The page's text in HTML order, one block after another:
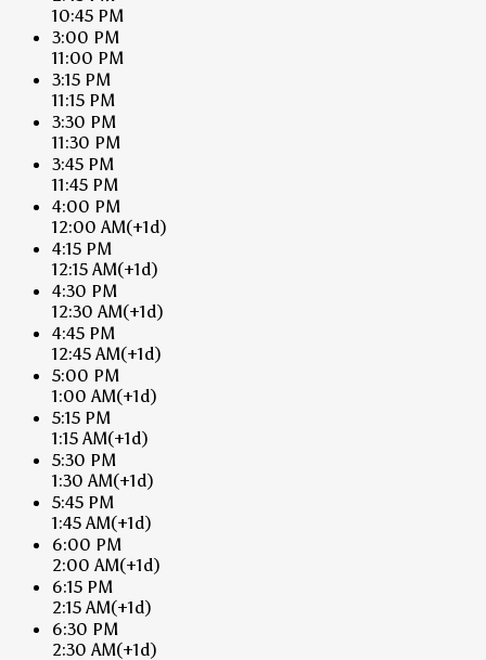
10:45 PM
3:00 PM
11:00 PM
3:15 PM
11:15 PM
3:30 PM
11:30 PM
3:45 PM
11:45 PM
4:00 PM
12:00 AM(+1d)
4:15 PM
12:15 AM(+1d)
4:30 PM
12:30 AM(+1d)
4:45 PM
12:45 AM(+1d)
5:00 PM
1:00 AM(+1d)
5:15 PM
1:15 AM(+1d)
5:30 PM
1:30 AM(+1d)
5:45 PM
1:45 AM(+1d)
6:00 PM
2:00 AM(+1d)
6:15 PM
2:15 AM(+1d)
6:30 PM
2:30 AM(+1d)